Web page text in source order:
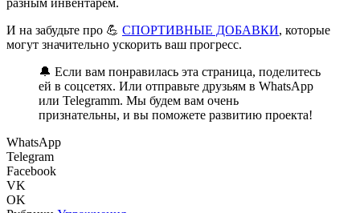
И на забудьте про 💪 СПОРТИВНЫЕ ДОБАВКИ, которые
могут значительно ускорить ваш прогресс.
🔔 Если вам понравилась эта страница, поделитесь
ей в соцсетях. Или отправьте друзьям в WhatsApp
или Telegramm. Мы будем вам очень
признательны, и вы поможете развитию проекта!
WhatsApp
Telegram
Facebook
VK
OK